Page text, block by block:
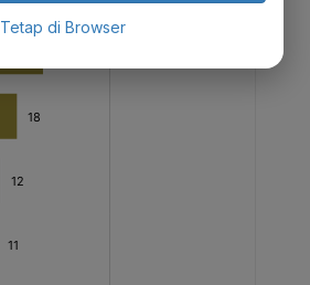
Tetap di Browser